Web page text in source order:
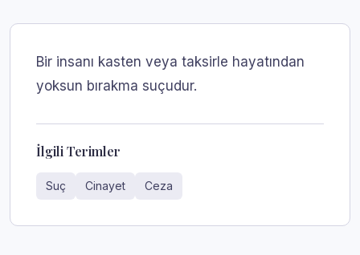
Bir insanı kasten veya taksirle hayatından
yoksun bırakma suçudur.
İlgili Terimler
Suç Cinayet Ceza